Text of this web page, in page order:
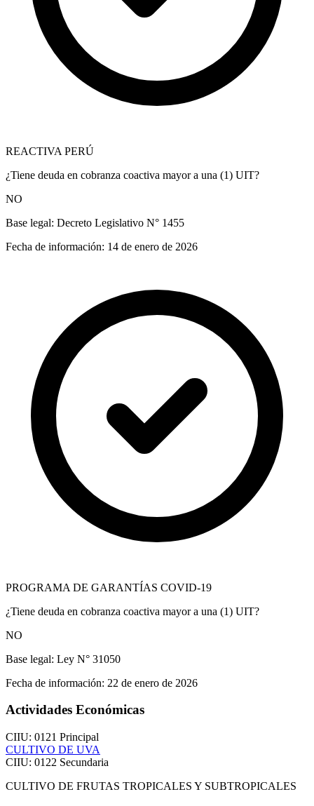
REACTIVA PERÚ
¿Tiene deuda en cobranza coactiva mayor a una (1) UIT?
NO
Base legal: Decreto Legislativo N° 1455
Fecha de información: 14 de enero de 2026
PROGRAMA DE GARANTÍAS COVID-19
¿Tiene deuda en cobranza coactiva mayor a una (1) UIT?
NO
Base legal: Ley N° 31050
Fecha de información: 22 de enero de 2026
Actividades Económicas
CIIU: 0121 Principal
CULTIVO DE UVA
CIIU: 0122 Secundaria
CULTIVO DE FRUTAS TROPICALES Y SUBTROPICALES